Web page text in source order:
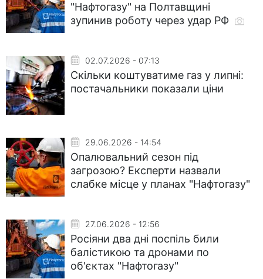
"Нафтогазу" на Полтавщині
зупинив роботу через удар РФ
02.07.2026 - 07:13
Скільки коштуватиме газ у липні:
постачальники показали ціни
29.06.2026 - 14:54
Опалювальний сезон під
загрозою? Експерти назвали
слабке місце у планах "Нафтогазу"
27.06.2026 - 12:56
Росіяни два дні поспіль били
балістикою та дронами по
об'єктах "Нафтогазу"